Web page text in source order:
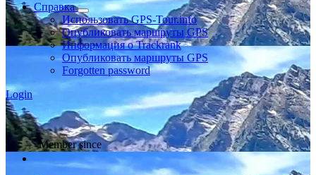
Справка
Использовать GPS-Tour.info
Опубликовать маршруты GPS
Информация о Trackrank
Опубликовать маршруты GPS
Forgotten password
Login
Member since